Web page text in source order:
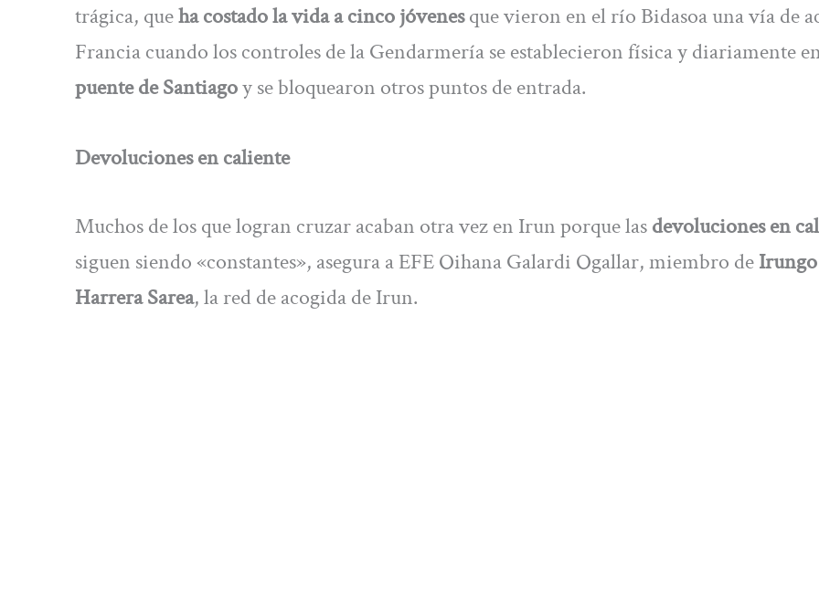
trágica, queha costado la vida a cinco jóvenesque vieron en el río Bidasoa una vía de
Francia cuando los controles de la Gendarmería se establecieron física y diariamente
puente de Santiagoy se bloquearon otros puntos de entrada.
Devoluciones en caliente
Muchos de los que logran cruzar acaban otra vez en Irun porque lasdevoluciones en
siguen siendo «constantes», asegura a EFE Oihana Galardi Ogallar, miembro deIrungo
Harrera Sarea, la red de acogida de Irun.